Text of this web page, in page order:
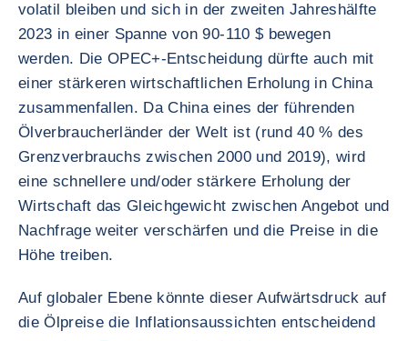
volatil bleiben und sich in der zweiten Jahreshälfte
2023 in einer Spanne von 90-110 $ bewegen
werden. Die OPEC+-Entscheidung dürfte auch mit
einer stärkeren wirtschaftlichen Erholung in China
zusammenfallen. Da China eines der führenden
Ölverbraucherländer der Welt ist (rund 40 % des
Grenzverbrauchs zwischen 2000 und 2019), wird
eine schnellere und/oder stärkere Erholung der
Wirtschaft das Gleichgewicht zwischen Angebot und
Nachfrage weiter verschärfen und die Preise in die
Höhe treiben.
Auf globaler Ebene könnte dieser Aufwärtsdruck auf
die Ölpreise die Inflationsaussichten entscheidend